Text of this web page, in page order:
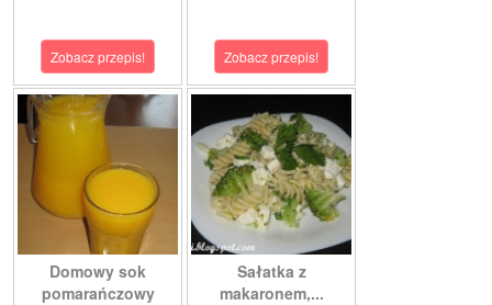
Zobacz przepis! Zobacz przepis!
Domowy sok
pomarańczowy
Sałatka z
makaronem,...